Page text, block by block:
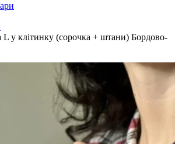
L у клітинку (сорочка + штани) Бордово-